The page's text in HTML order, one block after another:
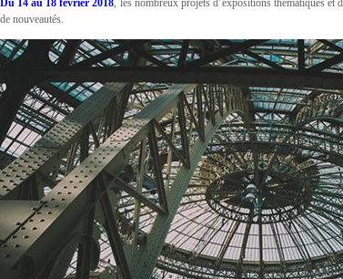
Du 14 au 18 février 2018, les nombreux projets d’expositions thématiques et
de nouveautés.